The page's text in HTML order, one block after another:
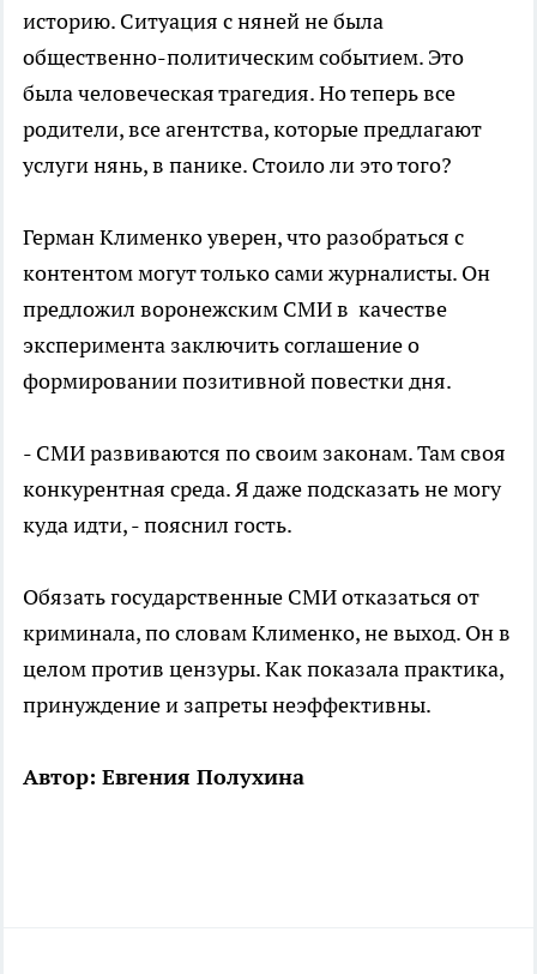
историю. Ситуация с няней не была
общественно-политическим событием. Это
была человеческая трагедия. Но теперь все
родители, все агентства, которые предлагают
услуги нянь, в панике. Стоило ли это того?
Герман Клименко уверен, что разобраться с
контентом могут только сами журналисты. Он
предложил воронежским СМИ в качестве
эксперимента заключить соглашение о
формировании позитивной повестки дня.
- СМИ развиваются по своим законам. Там своя
конкурентная среда. Я даже подсказать не могу
куда идти, - пояснил гость.
Обязать государственные СМИ отказаться от
криминала, по словам Клименко, не выход. Он в
целом против цензуры. Как показала практика,
принуждение и запреты неэффективны.
Автор: Евгения Полухина